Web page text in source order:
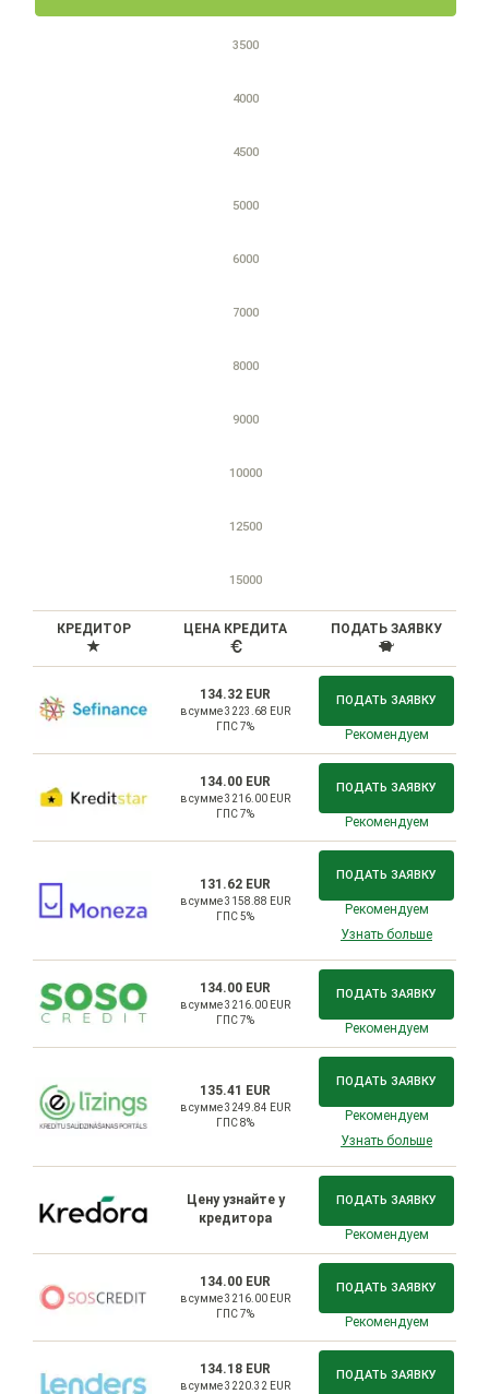
3500
4000
4500
5000
6000
7000
8000
9000
10000
12500
15000
КРЕДИТОР ЦЕНА КРЕДИТА ПОДАТЬ ЗАЯВКУ
134.32 EUR
в сумме 3223.68 EUR
ГПС 7%
ПОДАТЬ ЗАЯВКУ
Рекомендуем
134.00 EUR
в сумме 3216.00 EUR
ГПС 7%
ПОДАТЬ ЗАЯВКУ
Рекомендуем
131.62 EUR
в сумме 3158.88 EUR
ГПС 5%
ПОДАТЬ ЗАЯВКУ
Рекомендуем
Узнать больше
134.00 EUR
в сумме 3216.00 EUR
ГПС 7%
ПОДАТЬ ЗАЯВКУ
Рекомендуем
135.41 EUR
в сумме 3249.84 EUR
ГПС 8%
ПОДАТЬ ЗАЯВКУ
Рекомендуем
Узнать больше
Цену узнайте у
кредитора
ПОДАТЬ ЗАЯВКУ
Рекомендуем
134.00 EUR
в сумме 3216.00 EUR
ГПС 7%
ПОДАТЬ ЗАЯВКУ
Рекомендуем
134.18 EUR
в сумме 3220.32 EUR
ПОДАТЬ ЗАЯВКУ